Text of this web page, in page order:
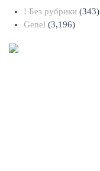
! Без рубрики (343)
Genel (3,196)